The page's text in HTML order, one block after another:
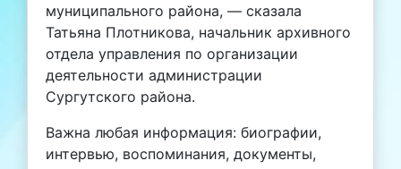
муниципального района, — сказала
Татьяна Плотникова, начальник архивного
отдела управления по организации
деятельности администрации
Сургутского района.
Важна любая информация: биографии,
интервью, воспоминания, документы,